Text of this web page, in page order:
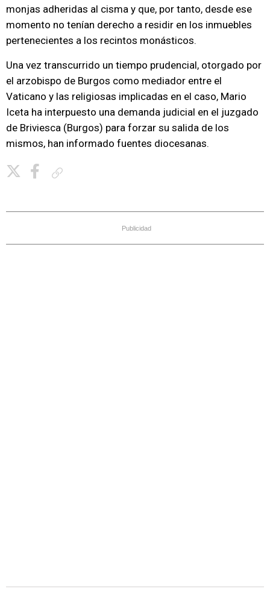
monjas adheridas al cisma y que, por tanto, desde ese
momento no tenían derecho a residir en los inmuebles
pertenecientes a los recintos monásticos.
Una vez transcurrido un tiempo prudencial, otorgado por
el arzobispo de Burgos como mediador entre el
Vaticano y las religiosas implicadas en el caso, Mario
Iceta ha interpuesto una demanda judicial en el juzgado
de Briviesca (Burgos) para forzar su salida de los
mismos, han informado fuentes diocesanas.
Publicidad